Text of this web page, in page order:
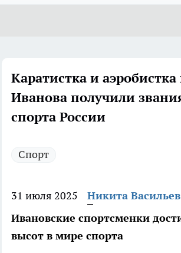
Каратистка и аэробистка
Иванова получили
спорта России
Спорт
31 июля 2025
Никита Васильев
Ивановские спортсменки
высот в мире спорта